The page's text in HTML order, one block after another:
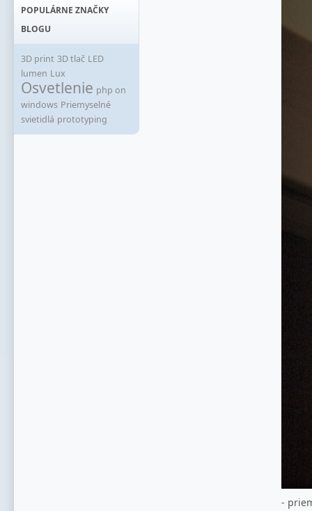
POPULÁRNE ZNAČKY
BLOGU
3D print 3D tlač LED
lumen Lux
Osvetlenie php on
windows Priemyselné
svietidlá prototyping
-